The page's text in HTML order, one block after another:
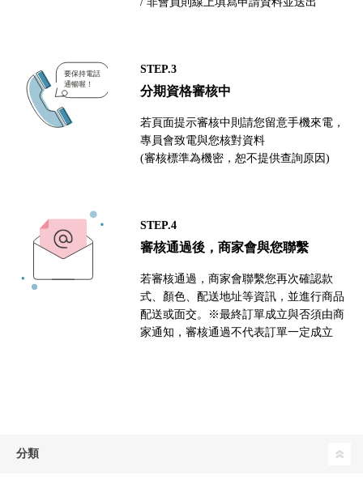
STEP.3
分期資格審核中
若頁面提示審核中則請您留意手機來電，
專員會致電與您核對資料
(審核標準為機密，恕不提供查詢原因)
STEP.4
審核通過後，商家會與您聯繫
若審核通過，商家會聯繫您再次確認款
式、顏色、配送地址等資訊，並進行商品
配送或面交。※最終訂單成立與否須由商
家通知，審核通過不代表訂單一定成立
分類